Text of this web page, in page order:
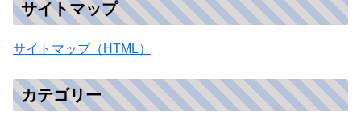
サイトマップ
サイトマップ（HTML）
カテゴリー